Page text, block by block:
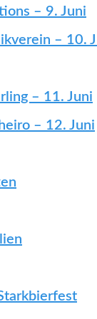
– 9. Juni
– 10.
– 11. Juni
– 12. Juni